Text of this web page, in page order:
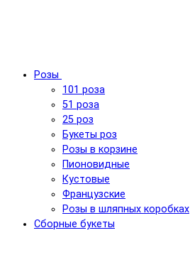
Розы
101 роза
51 роза
25 роз
Букеты роз
Розы в корзине
Пионовидные
Кустовые
Французские
Розы в шляпных коробках
Сборные букеты